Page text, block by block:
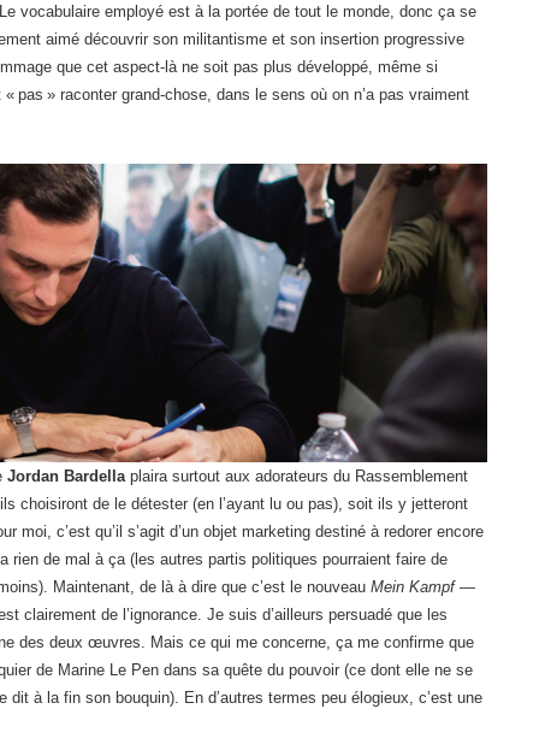
vocabulaire employé est à la portée de tout le monde, donc ça se
aimé découvrir son militantisme et son insertion progressive
que cet aspect-là ne soit pas plus développé, même si
pas » raconter grand-chose, dans le sens où on n’a pas vraiment
Jordan Bardella plaira surtout aux adorateurs du Rassemblement
choisiront de le détester (en l’ayant lu ou pas), soit ils y jetteront
moi, c’est qu’il s’agit d’un objet marketing destiné à redorer encore
rien de mal à ça (les autres partis politiques pourraient faire de
Maintenant, de là à dire que c’est le nouveau Mein Kampf—
clairement de l’ignorance. Je suis d’ailleurs persuadé que les
des deux œuvres. Mais ce qui me concerne, ça me confirme que
de Marine Le Pen dans sa quête du pouvoir (ce dont elle ne se
à la fin son bouquin). En d’autres termes peu élogieux, c’est une